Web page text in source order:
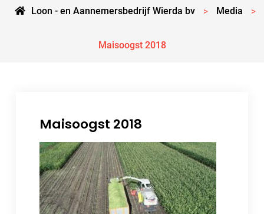
Loon - en Aannemersbedrijf Wierda bv > Media >
Maisoogst 2018
Maisoogst 2018